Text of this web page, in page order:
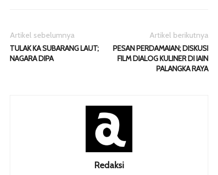
Artikel sebelumnya
TULAK KA SUBARANG LAUT;
NAGARA DIPA
Artikel berikutnya
PESAN PERDAMAIAN; DISKUSI
FILM DIALOG KULINER DI IAIN
PALANGKA RAYA
Redaksi